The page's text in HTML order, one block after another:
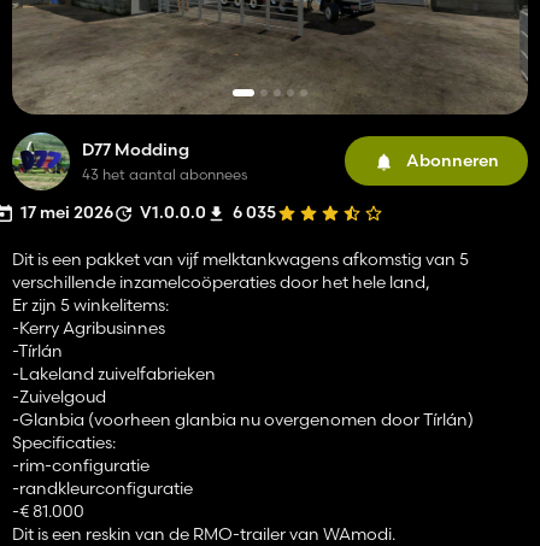
D77 Modding
43 het aantal abonnees
Abonneren
17 mei 2026 V1.0.0.0 6 035
Dit is een pakket van vijf melktankwagens afkomstig van 5
verschillende inzamelcoöperaties door het hele land,
Er zijn 5 winkelitems:
-Kerry Agribusinnes
-Tírlán
-Lakeland zuivelfabrieken
-Zuivelgoud
-Glanbia (voorheen glanbia nu overgenomen door Tírlán)
Specificaties:
-rim-configuratie
-randkleurconfiguratie
-€ 81.000
Dit is een reskin van de RMO-trailer van WAmodi.